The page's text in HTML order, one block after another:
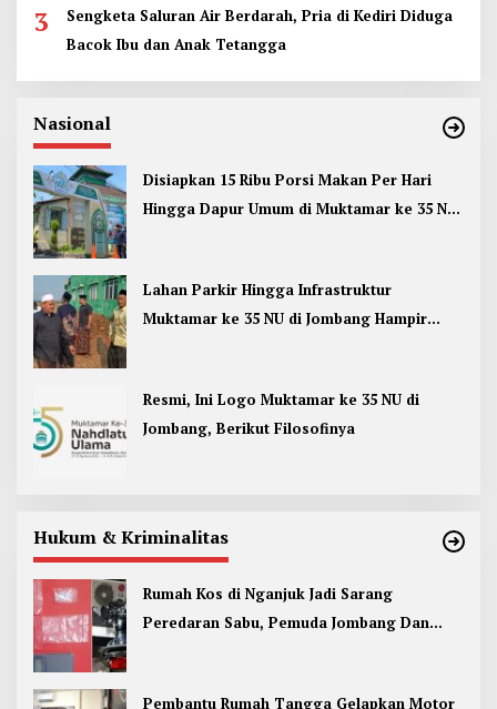
3
Sengketa Saluran Air Berdarah, Pria di Kediri Diduga
Bacok Ibu dan Anak Tetangga
Nasional
Disiapkan 15 Ribu Porsi Makan Per Hari
Hingga Dapur Umum di Muktamar ke 35 NU
Lahan Parkir Hingga Infrastruktur
Muktamar ke 35 NU di Jombang Hampir
Resmi, Ini Logo Muktamar ke 35 NU di
Jombang, Berikut Filosofinya
Hukum & Kriminalitas
Rumah Kos di Nganjuk Jadi Sarang
Peredaran Sabu, Pemuda Jombang Dan
Pembantu Rumah Tangga Gelapkan Motor